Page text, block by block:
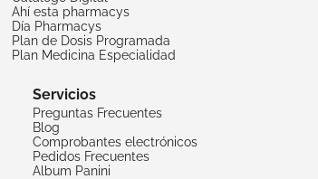
Ahí esta pharmacys
Día Pharmacys
Plan de Dosis Programada
Plan Medicina Especialidad
Servicios
Preguntas Frecuentes
Blog
Comprobantes electrónicos
Pedidos Frecuentes
Album Panini